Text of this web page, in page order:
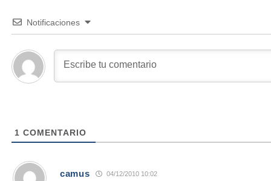
Notificaciones
1 COMENTARIO
camus 04/12/2010 10:02